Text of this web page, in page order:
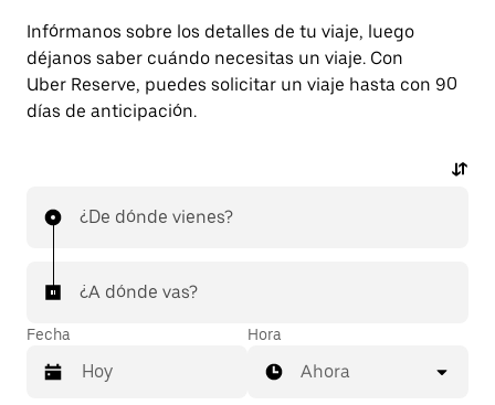
Infórmanos sobre los detalles de tu viaje, luego
déjanos saber cuándo necesitas un viaje. Con
Uber Reserve, puedes solicitar un viaje hasta con 90
días de anticipación.
¿De dónde vienes?
¿A dónde vas?
Fecha Hora
Ahora